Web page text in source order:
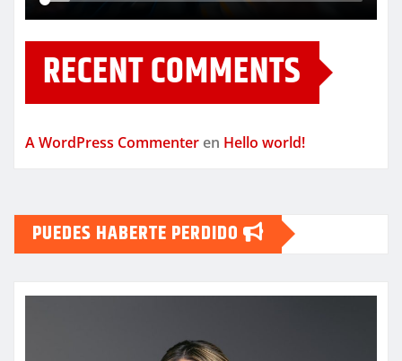
RECENT COMMENTS
A WordPress Commenter en Hello world!
PUEDES HABERTE PERDIDO